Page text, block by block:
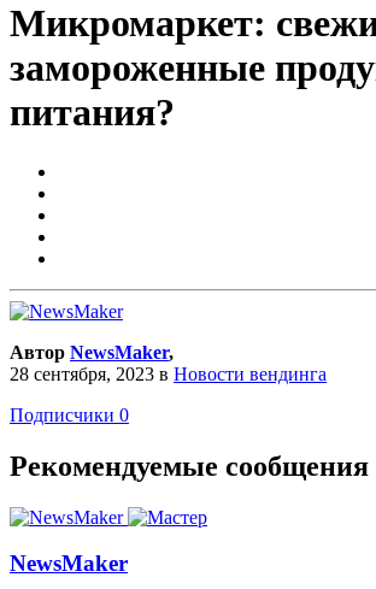
Микромаркет:
замороженные
питания?
Автор NewsMaker,
28 сентября, 2023 в Новости вендинга
Подписчики 0
Рекомендуемые сообщения
NewsMaker